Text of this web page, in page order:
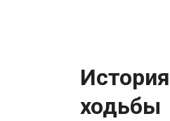
ходьбы